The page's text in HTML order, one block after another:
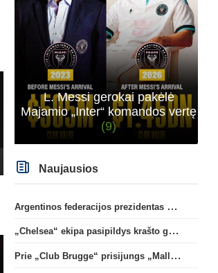
L. Messi gerokai pakėlė
Majamio „Inter“ komandos vertę
(9)
Naujausios
Argentinos federacijos prezidentas C. Tapia negailėjo pagyrų G. Infantino
„Chelsea“ ekipa pasipildys krašto gynėju P. Chavarria
Prie „Club Brugge“ prisijungs „Mallorca“ klube atsiskleidęs J. Virgili